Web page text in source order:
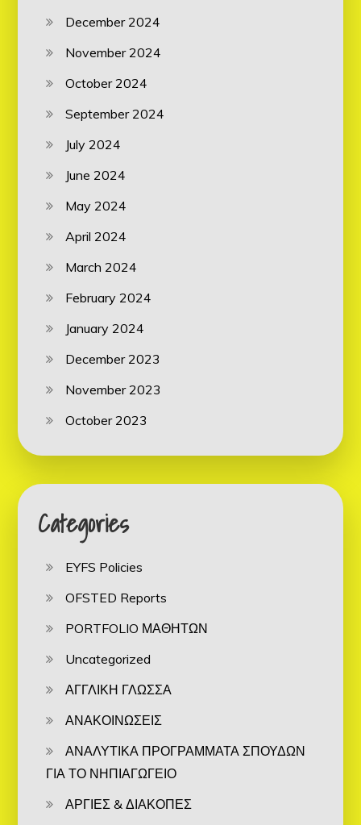
December 2024
November 2024
October 2024
September 2024
July 2024
June 2024
May 2024
April 2024
March 2024
February 2024
January 2024
December 2023
November 2023
October 2023
Categories
EYFS Policies
OFSTED Reports
PORTFOLIO ΜΑΘΗΤΩΝ
Uncategorized
ΑΓΓΛΙΚΗ ΓΛΩΣΣΑ
ΑΝΑΚΟΙΝΩΣΕΙΣ
ΑΝΑΛΥΤΙΚΑ ΠΡΟΓΡΑΜΜΑΤΑ ΣΠΟΥΔΩΝ
ΓΙΑ ΤΟ ΝΗΠΙΑΓΩΓΕΙΟ
ΑΡΓΙΕΣ & ΔΙΑΚΟΠΕΣ